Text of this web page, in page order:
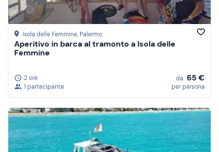
Isola delle Femmine, Palermo
Aperitivo in barca al tramonto a Isola delle
Femmine
2 ore
1 partecipante
da 65 €
per persona